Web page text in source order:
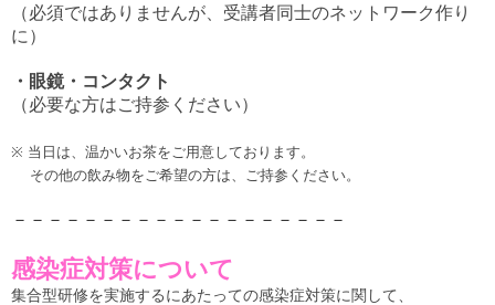
（必須ではありませんが、受講者同士のネットワーク作り
に）
・眼鏡・コンタクト
（必要な方はご持参ください）
※ 当日は、温かいお茶をご用意しております。
その他の飲み物をご希望の方は、ご持参ください。
－－－－－－－－－－－－－－－－－－－
感染症対策について
集合型研修を実施するにあたっての感染症対策に関して、